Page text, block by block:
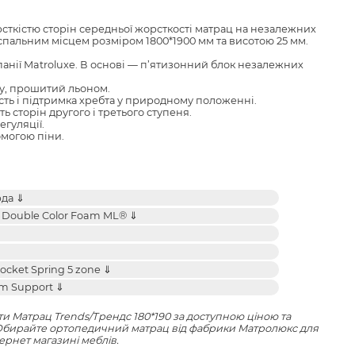
сторін середньої жорсткості матрац на незалежних
місцем розміром 1800*1900 мм та висотою 25 мм.
Matroluxe. В основі — п’ятизонний блок незалежних
прошитий льоном.
і підтримка хребта у природному положенні.
другого і третього ступеня.
піни.
Матрац Trends/Трендс 180*190 за доступною ціною та
ортопедичний матрац від фабрики Матролюкс для
магазині меблів.